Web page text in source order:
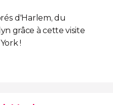
d'Harlem, du
grâce à cettevisite
!